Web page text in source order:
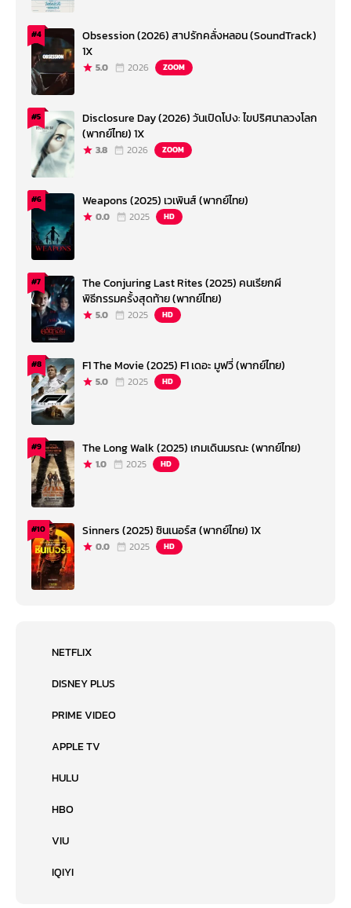
#4
Obsession (2026) สาปรักคลั่งหลอน (SoundTrack)
1X
5.0 2026 ZOOM
#5
Disclosure Day (2026) วันเปิดโปง: ไขปริศนาลวงโลก
(พากย์ไทย) 1X
3.8 2026 ZOOM
#6 Weapons (2025) เวเพินส์ (พากย์ไทย)
0.0 2025 HD
#7
The Conjuring Last Rites (2025) คนเรียกผี
พิธีกรรมครั้งสุดท้าย (พากย์ไทย)
5.0 2025 HD
#8 F1 The Movie (2025) F1 เดอะ มูฟวี่ (พากย์ไทย)
5.0 2025 HD
#9 The Long Walk (2025) เกมเดินมรณะ (พากย์ไทย)
1.0 2025 HD
#10 Sinners (2025) ซินเนอร์ส (พากย์ไทย) 1X
0.0 2025 HD
NETFLIX
DISNEY PLUS
PRIME VIDEO
APPLE TV
HULU
HBO
VIU
IQIYI